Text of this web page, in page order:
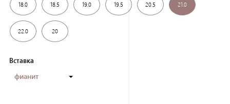
18.0 18.5 19.0 19.5 20.5 21.0
22.0 20
Вставка
фианит